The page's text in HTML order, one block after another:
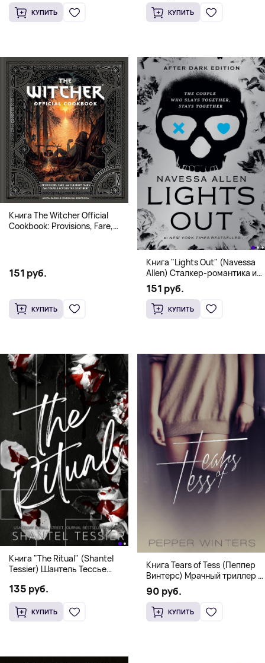
КУПИТЬ КУПИТЬ
Книга The Witcher Official
Cookbook: Provisions, Fare,
151 руб.
КУПИТЬ
Книга "Lights Out" (Navessa
Allen) Сталкер-романтика и
человек в маске (18+)
151 руб.
КУПИТЬ
Книга "The Ritual" (Shantel
Tessier) Шантель Тессье
романс бестселлер (18+)
135 руб.
КУПИТЬ
Книга Tears of Tess (Пеппер
Винтерс) Мрачный триллер о
выживании и страсти (18+)
90 руб.
КУПИТЬ